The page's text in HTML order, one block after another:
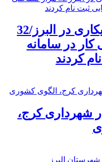
کاهش نرخ بیکاری در البرز/32
کار در سامانه
کردند
شهرداری کرج،